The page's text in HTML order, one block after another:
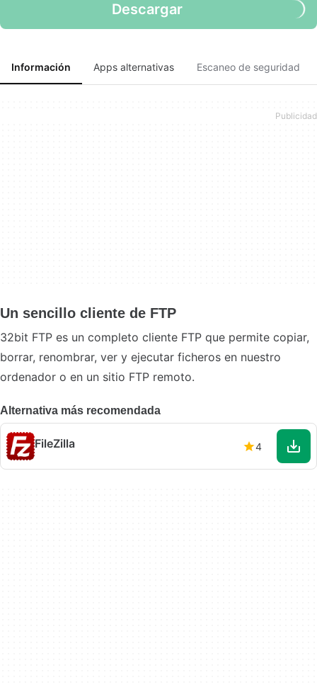
Descargar
Información Apps alternativas Escaneo de seguridad
Un sencillo cliente de FTP
32bit FTP es un completo cliente FTP que permite copiar,
borrar, renombrar, ver y ejecutar ficheros en nuestro
ordenador o en un sitio FTP remoto.
Alternativa más recomendada
FileZilla 4